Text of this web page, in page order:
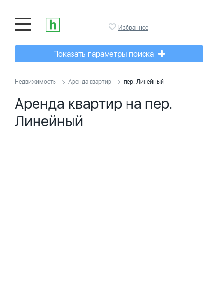
Избранное
Показать параметры поиска
Недвижимость Аренда квартир пер. Линейный
Аренда квартир на пер.
Линейный